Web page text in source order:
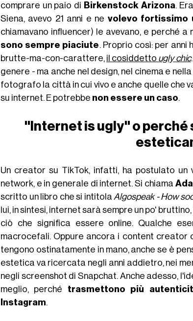
comprare un paio di Birkenstock Arizona.
Siena, avevo 21 anni e ne volevo fortissimo
chiamavano influencer) le avevano, e perché a
sono sempre piaciute. Proprio così: per
brutte-ma-con-carattere, il cosiddetto ugly chic
genere - ma anche nel design, nel cinema e
fotografo la città in cui vivo e anche quelle che
su internet. E potrebbe non essere un caso.
"Internet is ugly" o perché
Un creator su TikTok, infatti, ha postulato
network, e in generale di internet. Si chiama
scritto un libro che si intitola Algospeak - How
lui, in sintesi, internet sarà sempre un po'
ciò che significa essere online. Qualche
macrocefali. Oppure ancora i content creator
tengono ostinatamente in mano, anche se è
estetica va ricercata negli anni addietro, nei
negli screenshot di Snapchat. Anche adesso,
meglio, perché trasmettono più
Instagram.